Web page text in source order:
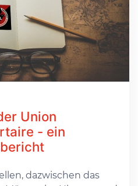
Union
- ein
dazwischen das